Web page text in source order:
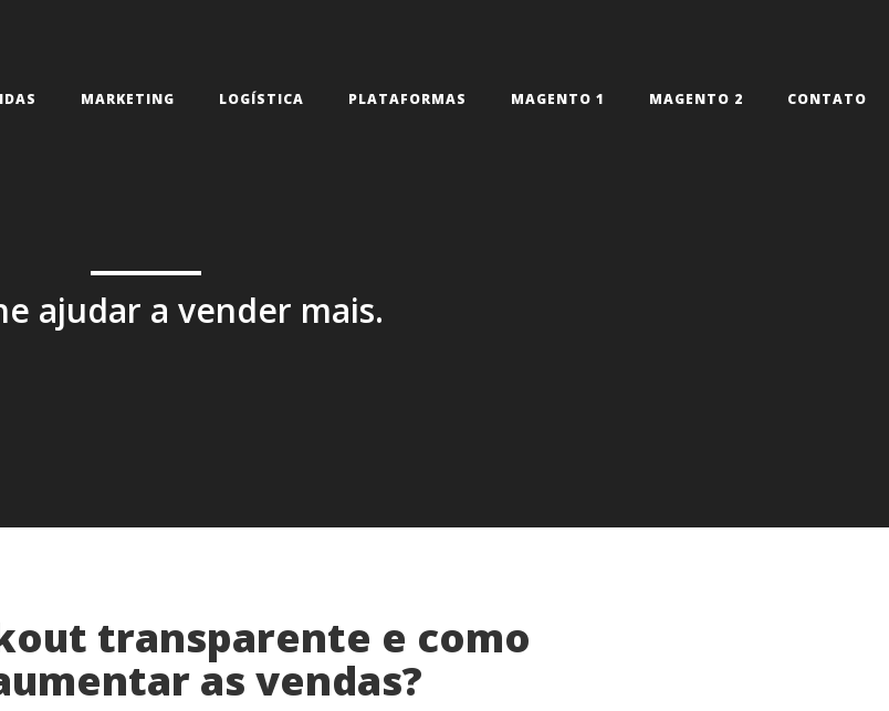
MARKETING LOGÍSTICA PLATAFORMAS MAGENTO 1 MAGENTO 2 CONTATO
ajudar a vender mais.
transparente e como
as vendas?